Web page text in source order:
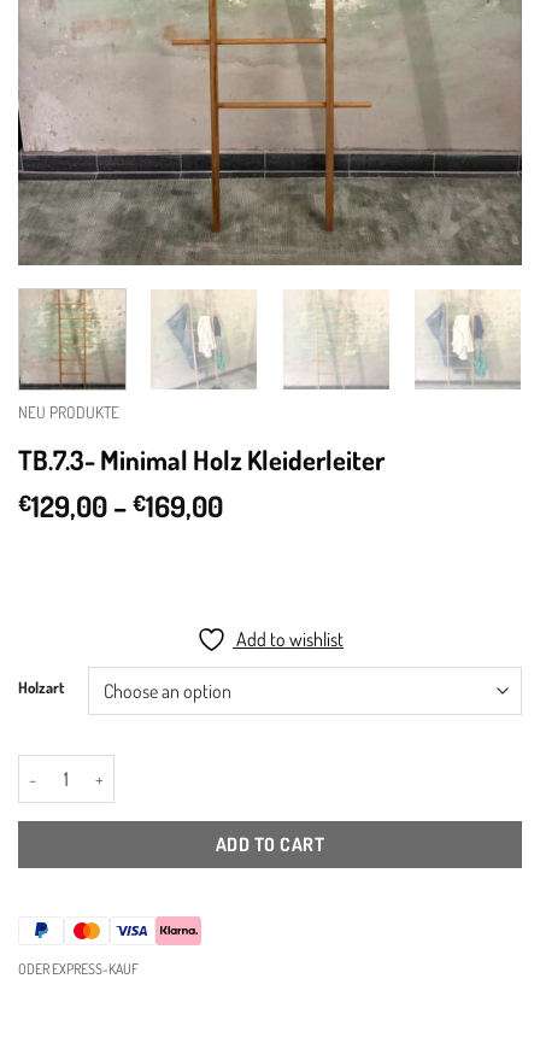
NEU PRODUKTE
TB.7.3- Minimal Holz Kleiderleiter
€129,00– €169,00Price
€169,00
Add to wishlist
Holzart
TB.7.3- Minimal Holz Kleiderleiter quantity
ADD TO CART
ODER EXPRESS-KAUF